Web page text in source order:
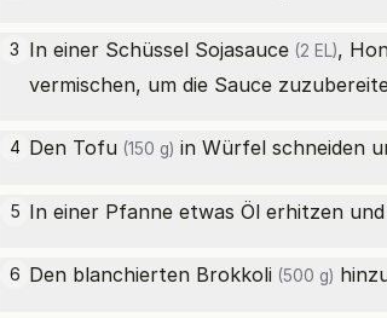
3 In einer Schüssel Sojasauce (2 EL),
vermischen, um die Sauce
4 Den Tofu (150 g) in Würfel schneiden
5 In einer Pfanne etwas Öl erhitzen
6 Den blanchierten Brokkoli (500 g)